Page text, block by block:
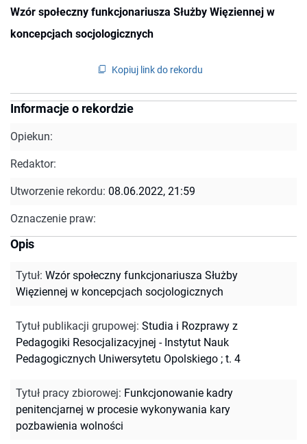
Wzór społeczny funkcjonariusza Służby Więziennej w
koncepcjach socjologicznych
Kopiuj link do rekordu
Informacje o rekordzie
Opiekun:
Redaktor:
Utworzenie rekordu: 08.06.2022, 21:59
Oznaczenie praw:
Opis
Tytuł: Wzór społeczny funkcjonariusza Służby
Więziennej w koncepcjach socjologicznych
Tytuł publikacji grupowej: Studia i Rozprawy z
Pedagogiki Resocjalizacyjnej - Instytut Nauk
Pedagogicznych Uniwersytetu Opolskiego ; t. 4
Tytuł pracy zbiorowej: Funkcjonowanie kadry
penitencjarnej w procesie wykonywania kary
pozbawienia wolności